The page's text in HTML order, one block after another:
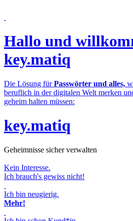
Hallo und
key.matiq
Die Lösung fürPasswörter und alles,
beruflich in der digitalen Welt merken
geheim halten müssen:
key.matiq
Geheimnisse sicher verwalten
Kein Interesse.
Ich brauch's gewiss nicht!
Ich bin neugierig.
Mehr!